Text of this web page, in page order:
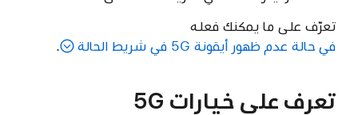
تعرّف على ما يمكنك فعله
في حالة عدم ظهور أيقونة 5G في شريط الحالة
.
تعرف على خيارات 5G